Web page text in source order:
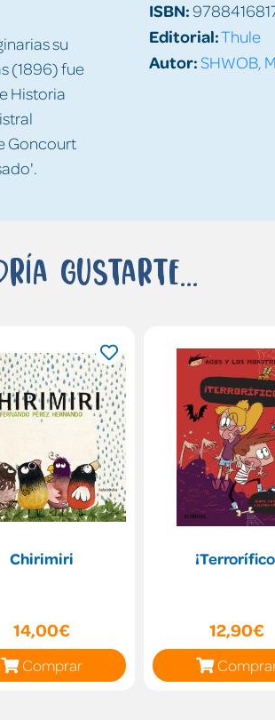
su
(1896) fue
Historia
Goncourt
ISBN:
Editorial:Thule
Autor:SHWOB,
gustarte...
Chirimiri
14,00€
Comprar
12,90€